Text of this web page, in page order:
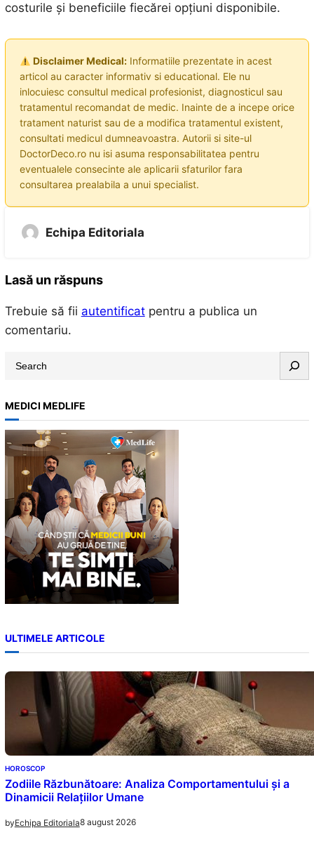
costurile și beneficiile fiecărei opțiuni disponibile.
Disclaimer Medical:Informatiile prezentate in acest
articol au caracter informativ si educational. Ele nu
inlocuiesc consultul medical profesionist, diagnosticul sau
tratamentul recomandat de medic. Inainte de a incepe orice
tratament naturist sau de a modifica tratamentul existent,
consultati medicul dumneavoastra. Autorii si site-ul
DoctorDeco.ro nu isi asuma responsabilitatea pentru
eventualele consecinte ale aplicarii sfaturilor fara
consultarea prealabila a unui specialist.
Echipa Editoriala
Lasă un răspuns
Trebuie să fii autentificatpentru a publica un
comentariu.
a
r
c
h
MEDICI MEDLIFE
ULTIMELE ARTICOLE
HOROSCOP
Zodiile Răzbunătoare: Analiza Comportamentului și a
Dinamicii Relațiilor Umane
byEchipa Editoriala8 august 2026